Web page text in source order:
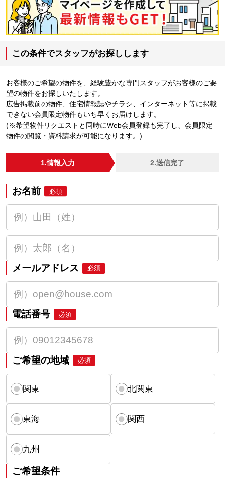
この条件でスタッフがお探しします
お客様のご希望の物件を、経験豊かな専門スタッフがお客様のご要
望の物件をお探しいたします。
広告掲載前の物件、住宅情報誌やチラシ、インターネット等に掲載
できない会員限定物件もいち早くお届けします。
(※希望物件リクエストと同時にWeb会員登録も完了し、会員限定
物件の閲覧・資料請求が可能になります。)
1.情報入力 2.送信完了
お名前 必須
メールアドレス 必須
電話番号 必須
ご希望の地域 必須
関東 北関東
東海 関西
九州
ご希望条件